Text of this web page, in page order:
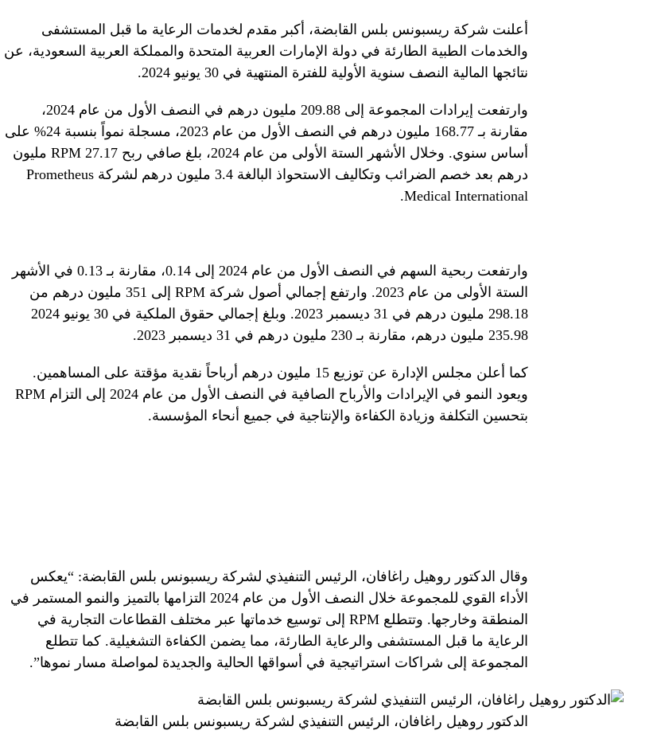
أعلنت شركة ريسبونس بلس القابضة، أكبر مقدم لخدمات الرعاية ما قبل المستشفى
والخدمات الطبية الطارئة في دولة الإمارات العربية المتحدة والمملكة العربية السعودية، عن
نتائجها المالية النصف سنوية الأولية للفترة المنتهية في 30 يونيو 2024.
وارتفعت إيرادات المجموعة إلى 209.88 مليون درهم في النصف الأول من عام 2024،
مقارنة بـ 168.77 مليون درهم في النصف الأول من عام 2023، مسجلة نمواً بنسبة 24% على
أساس سنوي. وخلال الأشهر الستة الأولى من عام 2024، بلغ صافي ربح RPM 27.17 مليون
درهم بعد خصم الضرائب وتكاليف الاستحواذ البالغة 3.4 مليون درهم لشركة Prometheus
Medical International.
وارتفعت ربحية السهم في النصف الأول من عام 2024 إلى 0.14، مقارنة بـ 0.13 في الأشهر
الستة الأولى من عام 2023. وارتفع إجمالي أصول شركة RPM إلى 351 مليون درهم من
298.18 مليون درهم في 31 ديسمبر 2023. وبلغ إجمالي حقوق الملكية في 30 يونيو 2024
235.98 مليون درهم، مقارنة بـ 230 مليون درهم في 31 ديسمبر 2023.
كما أعلن مجلس الإدارة عن توزيع 15 مليون درهم أرباحاً نقدية مؤقتة على المساهمين.
ويعود النمو في الإيرادات والأرباح الصافية في النصف الأول من عام 2024 إلى التزام RPM
بتحسين التكلفة وزيادة الكفاءة والإنتاجية في جميع أنحاء المؤسسة.
وقال الدكتور روهيل راغافان، الرئيس التنفيذي لشركة ريسبونس بلس القابضة: “يعكس
الأداء القوي للمجموعة خلال النصف الأول من عام 2024 التزامها بالتميز والنمو المستمر في
المنطقة وخارجها. وتتطلع RPM إلى توسيع خدماتها عبر مختلف القطاعات التجارية في
الرعاية ما قبل المستشفى والرعاية الطارئة، مما يضمن الكفاءة التشغيلية. كما تتطلع
المجموعة إلى شراكات استراتيجية في أسواقها الحالية والجديدة لمواصلة مسار نموها”.
الدكتور روهيل راغافان، الرئيس التنفيذي لشركة ريسبونس بلس القابضة